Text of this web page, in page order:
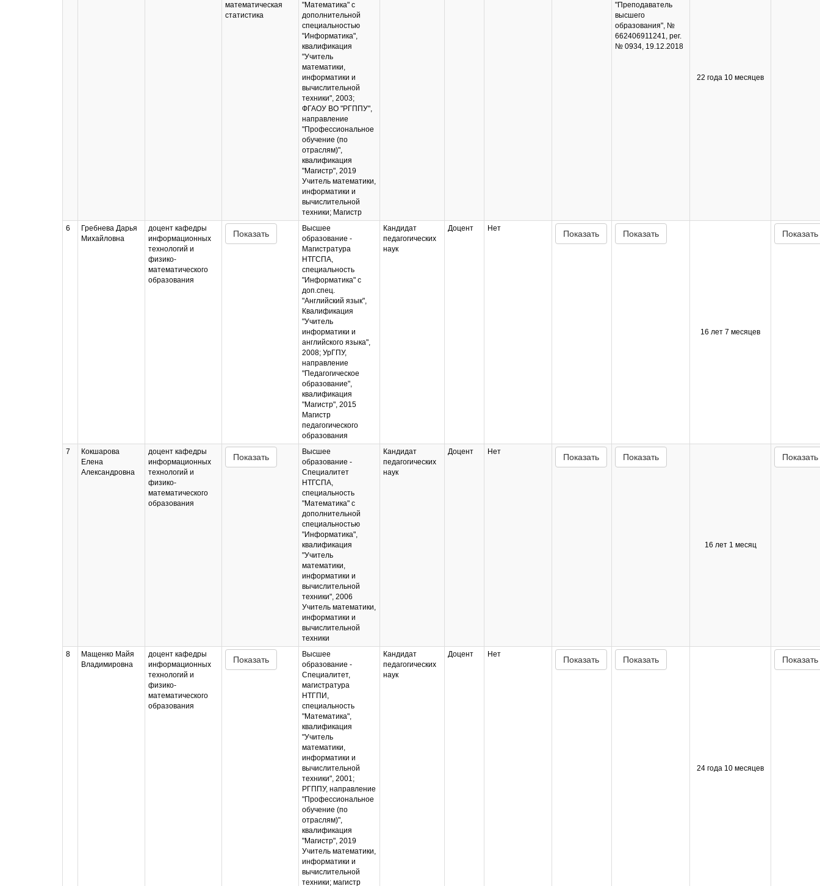
математическая
статистика
"Математика" с
дополнительной
специальностью
"Информатика",
квалификация
"Учитель
математики,
информатики и
вычислительной
техники", 2003;
ФГАОУ ВО "РГППУ",
направление
"Профессиональное
обучение (по
отраслям)",
квалификация
"Магистр", 2019
Учитель математики,
информатики и
вычислительной
техники; Магистр
"Преподаватель
высшего
образования", №
662406911241, рег.
№ 0934, 19.12.2018
22 года 10 месяцев
6
Гребнева Дарья
Михайловна
доцент кафедры
информационных
технологий и
физико-
математического
образования
Показать
Высшее
образование -
Магистратура
НТГСПА,
специальность
"Информатика" с
доп.спец.
"Английский язык",
Квалификация
"Учитель
информатики и
английского языка",
2008; УрГПУ,
направление
"Педагогическое
образование",
квалификация
"Магистр", 2015
Магистр
педагогического
образования
Кандидат
педагогических
наук
Доцент Нет
Показать Показать
16 лет 7 месяцев
Показать
7
Кокшарова
Елена
Александровна
доцент кафедры
информационных
технологий и
физико-
математического
образования
Показать
Высшее
образование -
Специалитет
НТГСПА,
специальность
"Математика" с
дополнительной
специальностью
"Информатика",
квалификация
"Учитель
математики,
информатики и
вычислительной
техники", 2006
Учитель математики,
информатики и
вычислительной
техники
Кандидат
педагогических
наук
Доцент Нет
Показать Показать
16 лет 1 месяц
Показать
8
Мащенко Майя
Владимировна
доцент кафедры
информационных
технологий и
физико-
математического
образования
Показать
Высшее
образование -
Специалитет,
магистратура
НТГПИ,
специальность
"Математика",
квалификация
"Учитель
математики,
информатики и
вычислительной
техники", 2001;
РГППУ, направление
"Профессиональное
обучение (по
отраслям)",
квалификация
"Магистр", 2019
Учитель математики,
информатики и
вычислительной
техники; магистр
Кандидат
педагогических
наук
Доцент Нет
Показать Показать
24 года 10 месяцев
Показать